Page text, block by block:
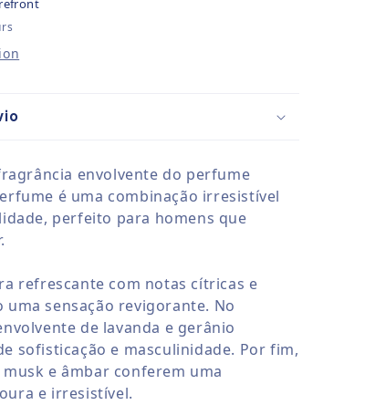
envolvente do perfume
é uma combinação irresistível
perfeito para homens que
refrescante com notas cítricas e
uma sensação revigorante. No
de lavanda e gerânio
sofisticação e masculinidade. Por fim,
e âmbar conferem uma
e irresistível.